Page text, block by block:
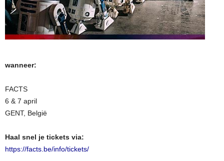
wanneer:
FACTS
6 & 7 april
GENT, België
Haal snel je tickets via:
https://facts.be/info/tickets/